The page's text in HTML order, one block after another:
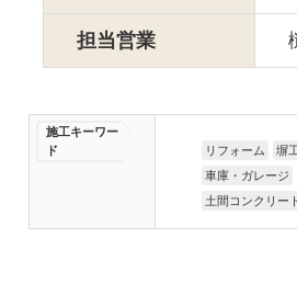
担当営業
施工キーワー
ド
リフォーム
塀
車庫・ガレージ
土間コンクリー